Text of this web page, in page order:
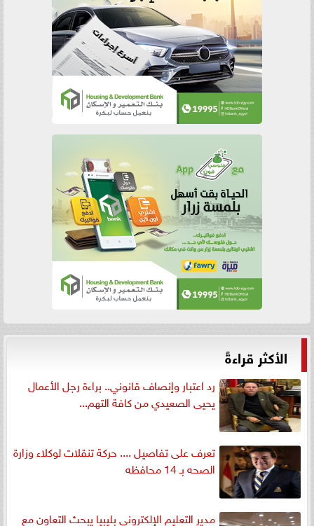
الأكثر قراءةً
رد اعتبار وإنصاف قانوني.. براءة رجل الأعمال
يحيى الصعيدي من كافة التهم...
تعرف على تفاصيل .... حركة تنقلات لوكلاء وزارة
الصحه بـ 14 محافظه
مدير التعليم الإلكتروني بليبيا يبحث التعاون مع